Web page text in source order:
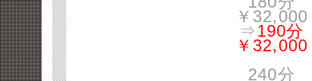
￥32,000
⇒190分
￥32,000
240分